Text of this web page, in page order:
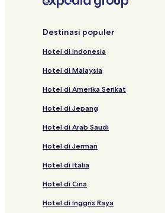
Hotel di Pomorie
Hotel di Yurta
Hotel Pantai di Nessebar
Destinasi populer
Hotel di Indonesia
Hotel di Malaysia
Hotel di Amerika Serikat
Hotel di Jepang
Hotel di Arab Saudi
Hotel di Jerman
Hotel di Italia
Hotel di Cina
Hotel di Inggris Raya